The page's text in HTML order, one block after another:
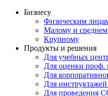
Бизнесу
Физическим
Малому и
Крупному
Продукты и решения
Для учебных
Для оценки проф.
Для
Для
Для проведения